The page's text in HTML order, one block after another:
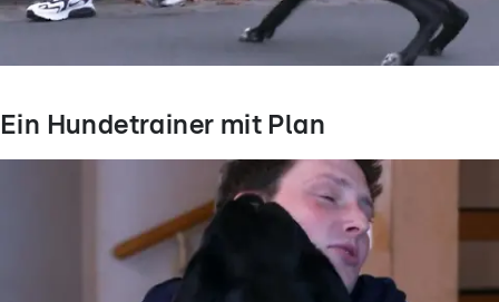
Ein Hundetrainer mit Plan